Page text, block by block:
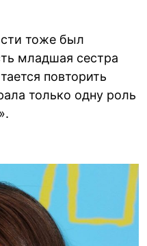
тоже был
младшая сестра
повторить
только одну роль